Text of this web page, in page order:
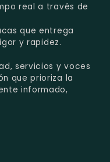
real a través de
que entrega
y rapidez.
servicios y voces
que prioriza la
informado,